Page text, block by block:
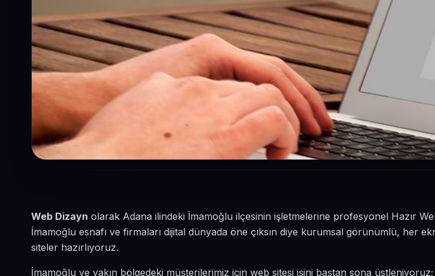
Web Dizayn olarak Adana ilindeki İmamoğlu ilçesinin işletmelerine profesyonel Hazır
İmamoğlu esnafı ve firmaları dijital dünyada öne çıksın diye kurumsal görünümlü, her
siteler hazırlıyoruz.
İmamoğlu ve yakın bölgedeki müşterilerimiz için web sitesi işini baştan sona üstleniyoruz;